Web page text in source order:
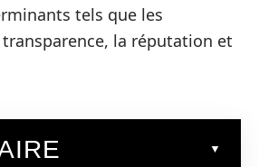
tels que les
la réputation et